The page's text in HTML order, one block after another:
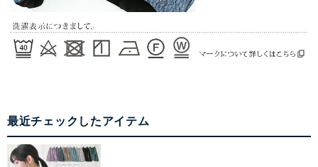
最近チェックしたアイテム